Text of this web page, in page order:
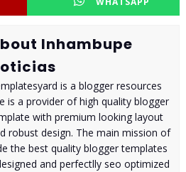
Inhambupe
is a blogger resources
is a provider of high quality blogger
with premium looking layout
robust design. The main mission of
the best quality blogger templates
and perfectlly seo optimized